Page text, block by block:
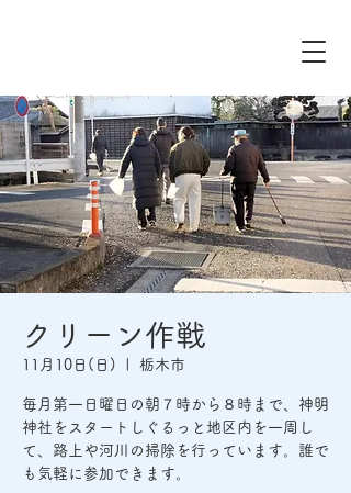
クリーン作戦
11月10日(日) 栃木市
毎月第一日曜日の朝７時から８時まで、神明
神社をスタートしぐるっと地区内を一周し
て、路上や河川の掃除を行っています。誰で
も気軽に参加できます。